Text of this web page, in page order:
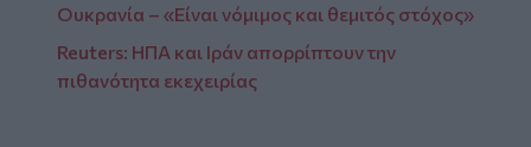
Ουκρανία – «Είναι νόμιμος και θεμιτός στόχος»
Reuters: ΗΠΑ και Ιράν απορρίπτουν την
πιθανότητα εκεχειρίας